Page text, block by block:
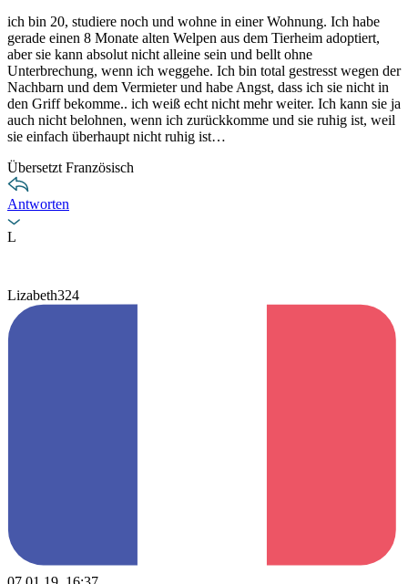
ich bin 20, studiere noch und wohne in einer Wohnung. Ich habe
gerade einen 8 Monate alten Welpen aus dem Tierheim adoptiert,
aber sie kann absolut nicht alleine sein und bellt ohne
Unterbrechung, wenn ich weggehe. Ich bin total gestresst wegen der
Nachbarn und dem Vermieter und habe Angst, dass ich sie nicht in
den Griff bekomme.. ich weiß echt nicht mehr weiter. Ich kann sie ja
auch nicht belohnen, wenn ich zurückkomme und sie ruhig ist, weil
sie einfach überhaupt nicht ruhig ist…
Übersetzt Französisch
Antworten
L
Lizabeth324